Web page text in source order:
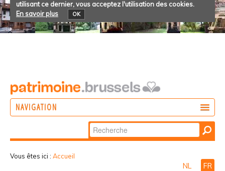
utilisant ce dernier, vous acceptez l'utilisation des cookies.
En savoir plus
OK
NAVIGATION
Chercher par
Recherche
Vous êtes ici : Accueil
NL FR